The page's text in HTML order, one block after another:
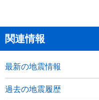
関連情報
最新の地震情報
過去の地震履歴